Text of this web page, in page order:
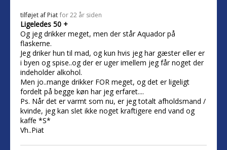
tilføjet af Piat for 22 år siden
Ligeledes 50 +
Og jeg drikker meget, men der står Aquador på
flaskerne.
Jeg driker hun til mad, og kun hvis jeg har gæster eller er
i byen og spise..og der er uger imellem jeg får noget der
indeholder alkohol.
Men jo..mange drikker FOR meget, og det er ligeligt
fordelt på begge køn har jeg erfaret....
Ps. Når det er varmt som nu, er jeg totalt afholdsmand /
kvinde, jeg kan slet ikke noget kraftigere end vand og
kaffe *S*
Vh..Piat